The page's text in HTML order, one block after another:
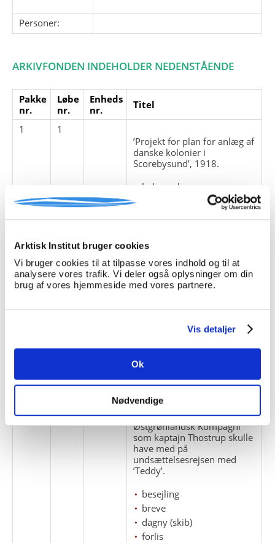
Arktisk Institut bruger cookies
Vi bruger cookies til at tilpasse vores indhold og til at
analysere vores trafik. Vi deler også oplysninger om din
brug af vores hjemmeside med vores partnere.
Vis detaljer
Ok
Nødvendige
Personer:
ARKIVFONDEN INDEHOLDER NEDENSTÅENDE
Pakke
nr.
Løbe
nr.
Enheds
nr.
Titel
1
1
’Projekt for plan for anlæg af
danske kolonier i
Scorebysund’, 1918.
bebyggelse
1
2
Hansens ansøgning om og
bevilling af orlov fra politiet
og hans kontrakt med A/S
Østgrønlandsk Kompagni fra
ansættelsesforhold
Brev til F. Hansen af 17. juni
1921 fra komiteen bag
Østgrønlandsk Kompagni
som kaptajn Thostrup skulle
have med på
undsættelsesrejsen med
’Teddy’.
besejling
breve
dagny (skib)
forlis